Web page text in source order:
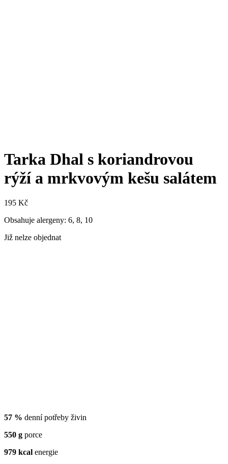
Tarka Dhal s koriandrovou
rýží a mrkvovým kešu salátem
195 Kč
Obsahuje alergeny: 6, 8, 10
Již nelze objednat
57 % denní potřeby živin
550 g porce
979 kcal energie